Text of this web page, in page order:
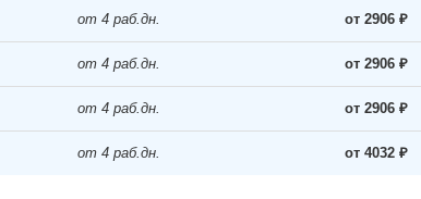
от 4 раб.дн. от 2906 ₽
от 4 раб.дн. от 2906 ₽
от 4 раб.дн. от 2906 ₽
от 4 раб.дн. от 4032 ₽